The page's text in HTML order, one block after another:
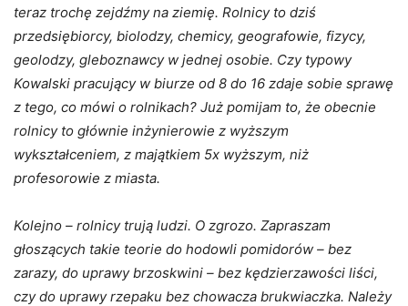
teraz trochę zejdźmy na ziemię. Rolnicy to dziś
przedsiębiorcy, biolodzy, chemicy, geografowie, fizycy,
geolodzy, gleboznawcy w jednej osobie. Czy typowy
Kowalski pracujący w biurze od 8 do 16 zdaje sobie sprawę
z tego, co mówi o rolnikach? Już pomijam to, że obecnie
rolnicy to głównie inżynierowie z wyższym
wykształceniem, z majątkiem 5x wyższym, niż
profesorowie z miasta.
Kolejno – rolnicy trują ludzi. O zgrozo. Zapraszam
głoszących takie teorie do hodowli pomidorów – bez
zarazy, do uprawy brzoskwini – bez kędzierzawości liści,
czy do uprawy rzepaku bez chowacza brukwiaczka. Należy